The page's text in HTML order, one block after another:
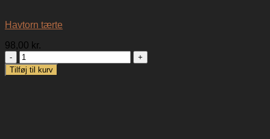
Havtorn tærte
98,00 kr.
Havtorn
tærte
antal
Tilføj til kurv